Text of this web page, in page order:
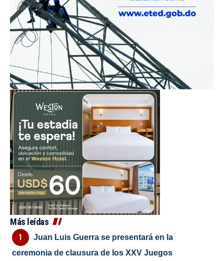
Más leídas
Juan Luis Guerra se presentará en la
ceremonia de clausura de los XXV Juegos